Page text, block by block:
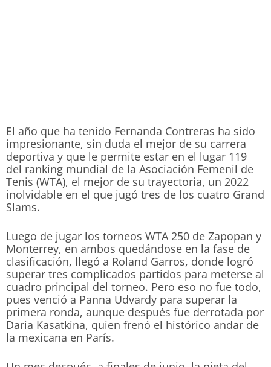
El año que ha tenido Fernanda Contreras ha sido
impresionante, sin duda el mejor de su carrera
deportiva y que le permite estar en el lugar 119
del ranking mundial de la Asociación Femenil de
Tenis (WTA), el mejor de su trayectoria, un 2022
inolvidable en el que jugó tres de los cuatro Grand
Slams.
Luego de jugar los torneos WTA 250 de Zapopan y
Monterrey, en ambos quedándose en la fase de
clasificación, llegó a Roland Garros, donde logró
superar tres complicados partidos para meterse al
cuadro principal del torneo. Pero eso no fue todo,
pues venció a Panna Udvardy para superar la
primera ronda, aunque después fue derrotada por
Daria Kasatkina, quien frenó el histórico andar de
la mexicana en París.